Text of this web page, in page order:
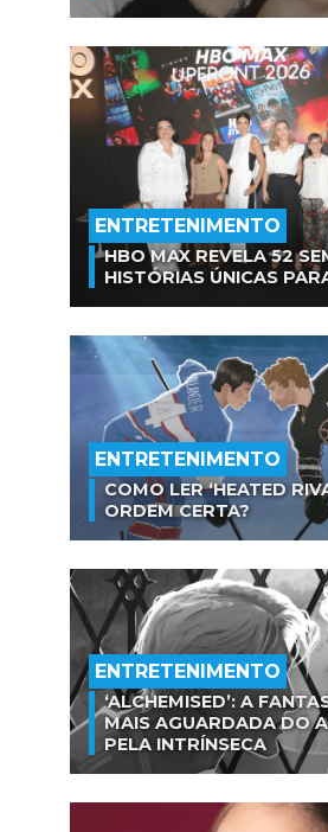
ENTRETENIMENTO
HBO MAX REVELA 52
HISTÓRIAS ÚNICAS
ENTRETENIMENTO
COMO LER ‘HEATED
ORDEM CERTA?
ENTRETENIMENTO
‘ALCHEMISED’: A
MAIS AGUARDADA DO
PELA INTRÍNSECA